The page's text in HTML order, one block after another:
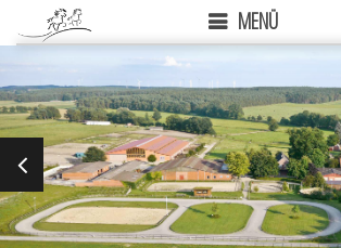
MENÜ
PREVIOUS